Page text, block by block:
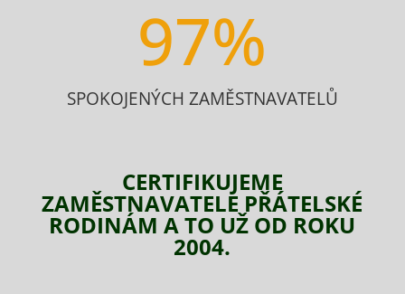
97%
SPOKOJENÝCH ZAMĚSTNAVATELŮ
CERTIFIKUJEME
ZAMĚSTNAVATELE PŘÁTELSKÉ
RODINÁM A TO UŽ OD ROKU
2004.